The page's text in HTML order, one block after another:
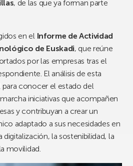
, de las que ya forman parte
en el Informe de Actividad
de Euskadi, que reúne
por las empresas tras el
El análisis de esta
conocer el estado del
iniciativas que acompañen
y contribuyan a crear un
adaptado a sus necesidades en
la sostenibilidad, la
movilidad.